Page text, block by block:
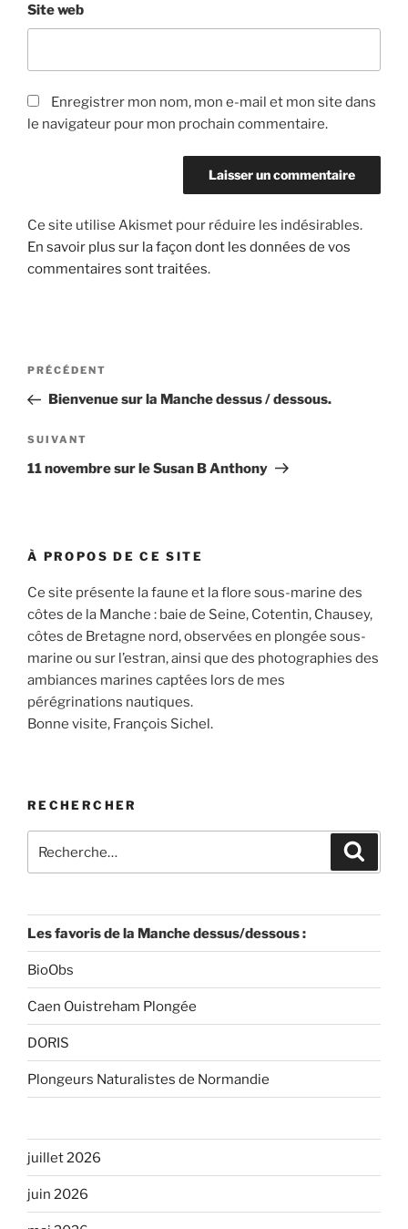
Site web
Enregistrer mon nom, mon e-mail et mon site dans
le navigateur pour mon prochain commentaire.
Ce site utilise Akismet pour réduire les indésirables.
En savoir plus sur la façon dont les données de vos
commentaires sont traitées.
Navigation
l’article
Article
précédent
PRÉCÉDENT
Bienvenue sur la Manche dessus / dessous.
Article
suivant
SUIVANT
11 novembre sur le Susan B Anthony
À PROPOS DE CE SITE
Ce site présente la faune et la flore sous-marine des
côtes de la Manche : baie de Seine, Cotentin, Chausey,
côtes de Bretagne nord, observées en plongée sous-
marine ou sur l’estran, ainsi que des photographies des
ambiances marines captées lors de mes
pérégrinations nautiques.
Bonne visite, François Sichel.
RECHERCHER
pour
Les favoris de la Manche dessus/dessous :
BioObs
Caen Ouistreham Plongée
DORIS
Plongeurs Naturalistes de Normandie
juillet 2026
juin 2026